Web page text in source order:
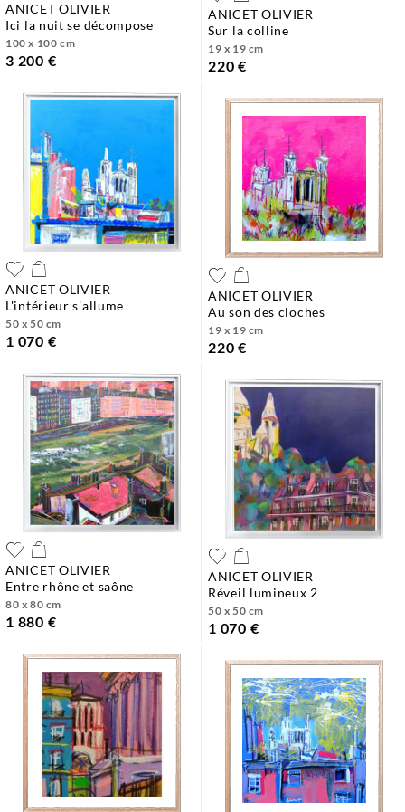
ANICET OLIVIER
ici la nuit se décompose
100 x 100 cm
3 200 €
ANICET OLIVIER
sur la colline
19 x 19 cm
220 €
ANICET OLIVIER
l'intérieur s'allume
50 x 50 cm
1 070 €
ANICET OLIVIER
au son des cloches
19 x 19 cm
220 €
ANICET OLIVIER
entre rhône et saône
80 x 80 cm
1 880 €
ANICET OLIVIER
réveil lumineux 2
50 x 50 cm
1 070 €